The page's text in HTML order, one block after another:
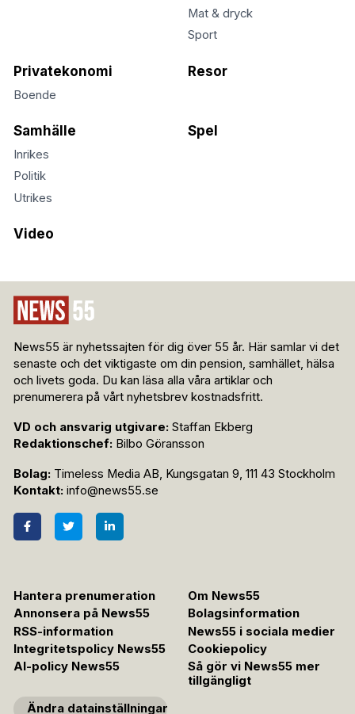
Mat & dryck
Sport
Privatekonomi
Boende
Resor
Samhälle
Inrikes
Politik
Utrikes
Spel
Video
News55 är nyhetssajten för dig över 55 år. Här samlar vi det
senaste och det viktigaste om din pension, samhället, hälsa
och livets goda. Du kan läsa alla våra artiklar och
prenumerera på vårt nyhetsbrev kostnadsfritt.
VD och ansvarig utgivare: Staffan Ekberg
Redaktionschef: Bilbo Göransson
Bolag: Timeless Media AB, Kungsgatan 9, 111 43 Stockholm
Kontakt: info@news55.se
Hantera prenumeration
Om News55
Annonsera på News55
Bolagsinformation
RSS-information
News55 i sociala medier
Integritetspolicy News55
Cookiepolicy
AI-policy News55
Så gör vi News55 mer
tillgängligt
Ändra datainställningar